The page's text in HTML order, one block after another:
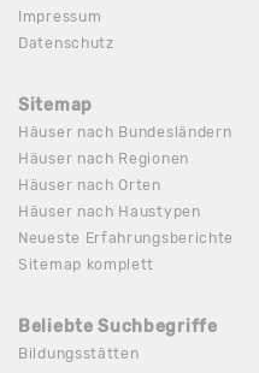
Impressum
Datenschutz
Sitemap
Häuser nach Bundesländern
Häuser nach Regionen
Häuser nach Orten
Häuser nach Haustypen
Neueste Erfahrungsberichte
Sitemap komplett
Beliebte Suchbegriffe
Bildungsstätten